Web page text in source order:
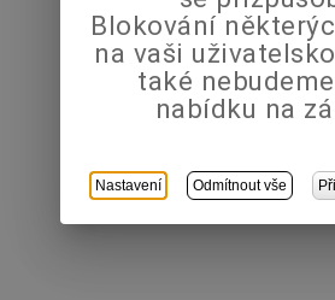
Blokování
na vaši
také
nabídku na
Nastavení Odmítnout vše